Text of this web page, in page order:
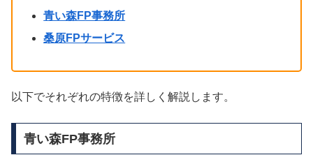
青い森FP事務所
桑原FPサービス
以下でそれぞれの特徴を詳しく解説します。
青い森FP事務所